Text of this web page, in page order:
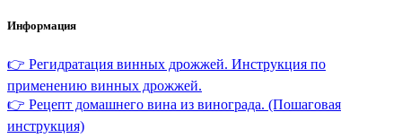
Информация
👉 Регидратация винных дрожжей. Инструкция по
применению винных дрожжей.
👉 Рецепт домашнего вина из винограда. (Пошаговая
инструкция)